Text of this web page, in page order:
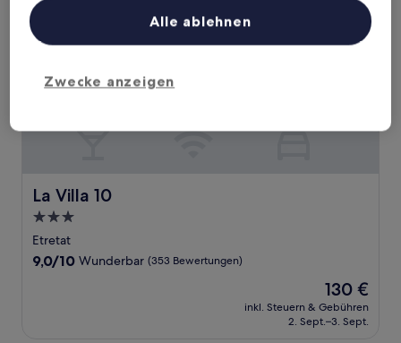
La Villa 10
La Villa 10
3.0-
Sterne-
Unterkunft
Etretat
9.0
9,0/10 Wunderbar (353 Bewertungen)
Der
Preis
beträgt
130 €
inkl. Steuern & Gebühren
2. Sept.–3. Sept.
Zwecke anzeigen
Alle ablehnen